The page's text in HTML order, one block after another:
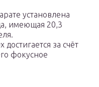
установлена
имеющая 20,3
за счёт
фокусное